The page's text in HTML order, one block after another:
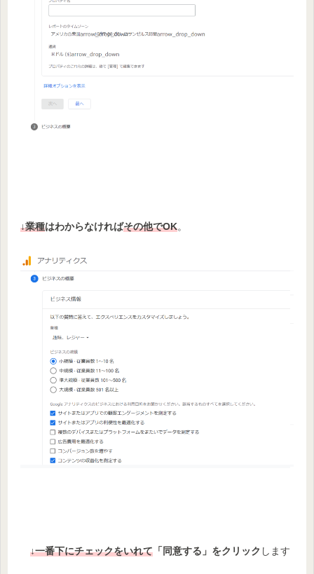
↓業種はわからなければその他でOK。
↓一番下にチェックをいれて 「同意する」をクリック します